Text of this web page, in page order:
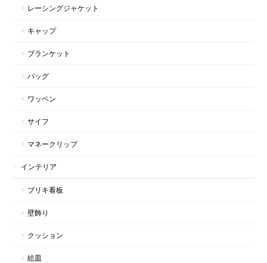
レーシングジャケット
キャップ
ブランケット
バッグ
ワッペン
サイフ
マネークリップ
インテリア
ブリキ看板
壁飾り
クッション
絵皿